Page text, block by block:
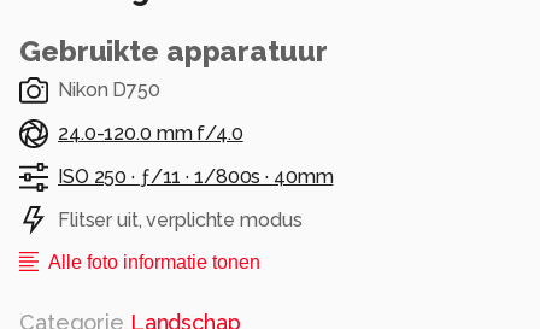
Alle rechten voorbehouden
Gebruikte apparatuur
Nikon D750
24.0-120.0 mm f/4.0
ISO 250 · ƒ/11 · 1/800s · 40mm
Flitser uit, verplichte modus
Alle foto informatie tonen
Categorie Landschap